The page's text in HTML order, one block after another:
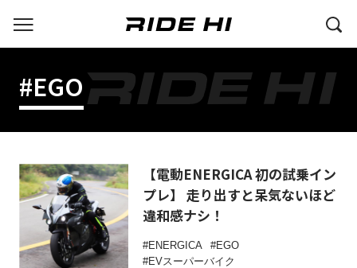
#EGO
【電動ENERGICA 初の試乗イン
プレ】 走り出すと呆気ないほど
違和感ナシ！
ENERGICA
EGO
EVスーパーバイク